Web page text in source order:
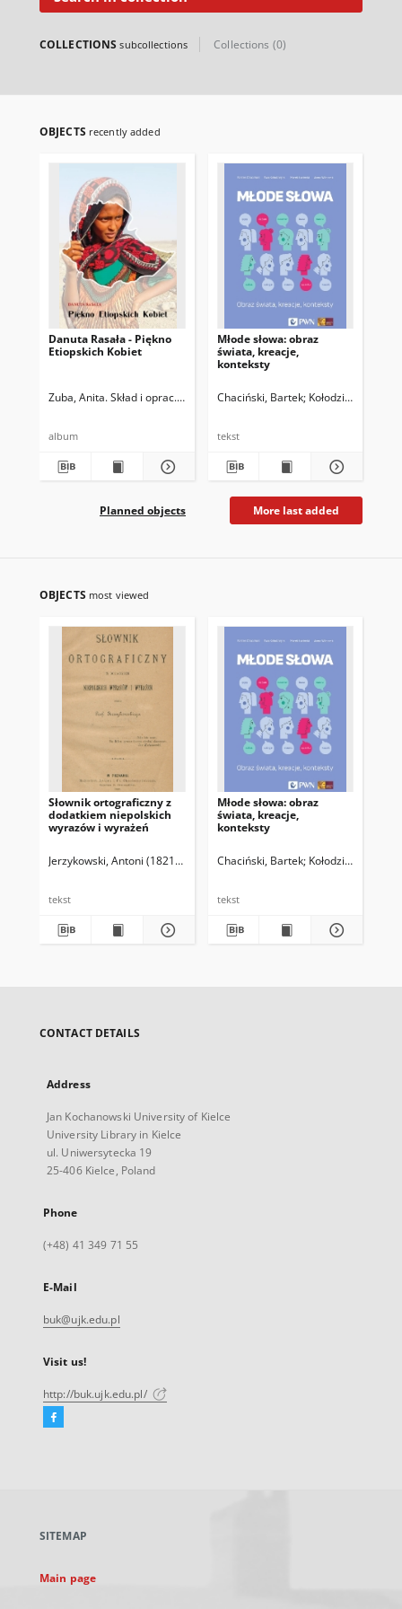
COLLECTIONSsubcollections Collections (0)
OBJECTS recently added
Danuta Rasała - Piękno
Etiopskich Kobiet
Zuba, Anita. Skład i oprac. graf. Tkacz, Aneta. Kurator wystawy
album
Młode słowa: obraz
świata, kreacje,
konteksty
Chaciński, Bartek Kołodziejek, Ewa
tekst
Planned objects More last added
OBJECTS most viewed
Słownik ortograficzny z
dodatkiem niepolskich
wyrazów i wyrażeń
Jerzykowski, Antoni (1821-1889)
tekst
Młode słowa: obraz
świata, kreacje,
konteksty
Chaciński, Bartek Kołodziejek, Ewa
tekst
CONTACT DETAILS
Address
Jan Kochanowski University of Kielce
University Library in Kielce
ul. Uniwersytecka 19
25-406 Kielce, Poland
Phone
(+48) 41 349 71 55
E-Mail
buk@ujk.edu.pl
Visit us!
http://buk.ujk.edu.pl/
Facebook
new
SITEMAP
Main page